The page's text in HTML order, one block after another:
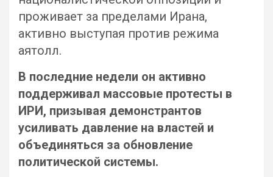
проживает за пределами Ирана,
активно выступая против режима
аятолл.
В последние недели он активно
поддерживал массовые протесты в
ИРИ, призывая демонстрантов
усиливать давление на властей и
объединяться за обновление
политической системы.